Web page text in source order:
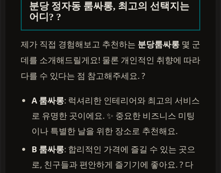
분당 정자동 룸싸롱, 최고의 선택지는
어디? ?
제가 직접 경험해보고 추천하는 분당룸싸롱 몇 군
데를 소개해드릴게요! 물론 개인적인 취향에 따라
다를 수 있다는 점 참고해주세요. ?
A 룸싸롱: 럭셔리한 인테리어와 최고의 서비스
로 유명한 곳이에요. ✨ 중요한 비즈니스 미팅
이나 특별한 날을 위한 장소로 추천해요.
B 룸싸롱: 합리적인 가격에 즐길 수 있는 곳으
로, 친구들과 편안하게 즐기기에 좋아요. ? 다